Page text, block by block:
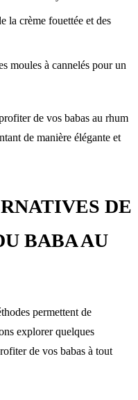
la crème fouettée et des
moules à cannelés pour un
de vos babas au rhum
de manière élégante et
DE
BABA AU
permettent de
explorer quelques
de vos babas à tout